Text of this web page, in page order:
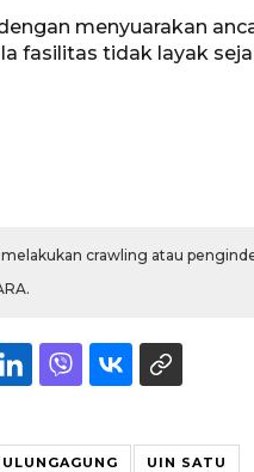
menyuarakan
fasilitas tidak layak
crawling atau
UIN SATU